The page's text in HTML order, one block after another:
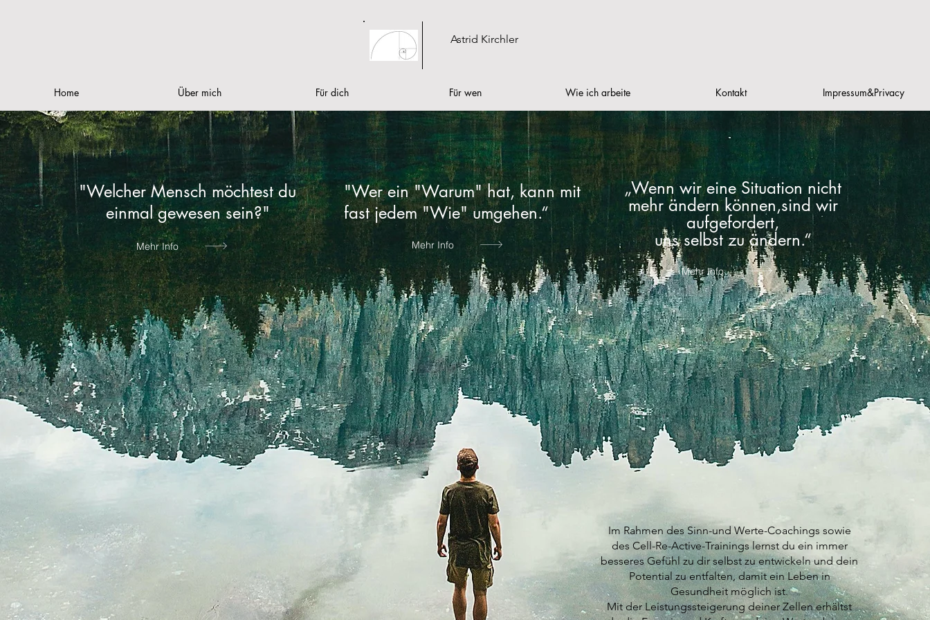
Astrid Kirchler
Home Über mich Für dich Für wen Wie ich arbeite Kontakt Impressum&Privacy
"Welcher Mensch möchtest du
einmal gewesen sein?"
Mehr Info
"Wer ein "Warum" hat, kann mit
fast jedem "Wie" umgehen.“
Mehr Info
„Wenn wir eine Situation nicht
mehr ändern können,sind wir
aufgefordert,
uns selbst zu ändern.“
Mehr Info
Im Rahmen des Sinn-und Werte-Coachings sowie
des Cell-Re-Active-Trainings lernst du ein immer
besseres Gefühl zu dir selbst zu entwickeln und dein
Potential zu entfalten, damit ein Leben in
Gesundheit möglich ist.
Mit der Leistungssteigerung deiner Zellen erhältst